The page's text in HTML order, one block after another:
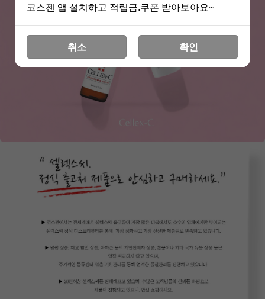
코스젠 앱 설치하고 적립금.쿠폰 받아보아요~
취소 확인